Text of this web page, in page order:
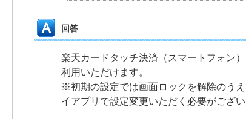
回答
楽天カードタッチ決済（スマートフォン
利用いただけます。
※初期の設定では画面ロックを解除のう
イアプリで設定変更いただく必要がござい